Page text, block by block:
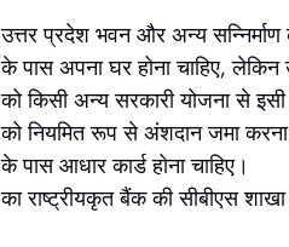
प्रदेश भवन और अन्य सन्निर्माण
अपना घर होना चाहिए, लेकिन
किसी अन्य सरकारी योजना से इसी
नियमित रूप से अंशदान जमा करना
आधार कार्ड होना चाहिए।
राष्ट्रीयकृत बैंक की सीबीएस शाखा